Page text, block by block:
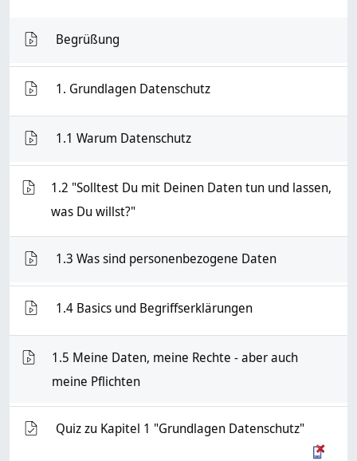
Begrüßung
1. Grundlagen DatenschutzVMS
1.1 Warum DatenschutzVMS
1.2 "Solltest Du mit Deinen Daten tun und lassen,
was Du willst?"VMS
1.3 Was sind personenbezogene DatenVMS
1.4 Basics und BegriffserklärungenVMS
1.5 Meine Daten, meine Rechte - aber auch
meine PflichtenVMS
Quiz zu Kapitel 1 "Grundlagen Datenschutz"Test